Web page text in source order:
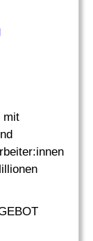
mit